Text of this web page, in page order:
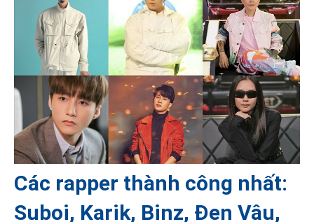
Các rapper thành công nhất:
Suboi, Karik, Binz, Đen Vâu,